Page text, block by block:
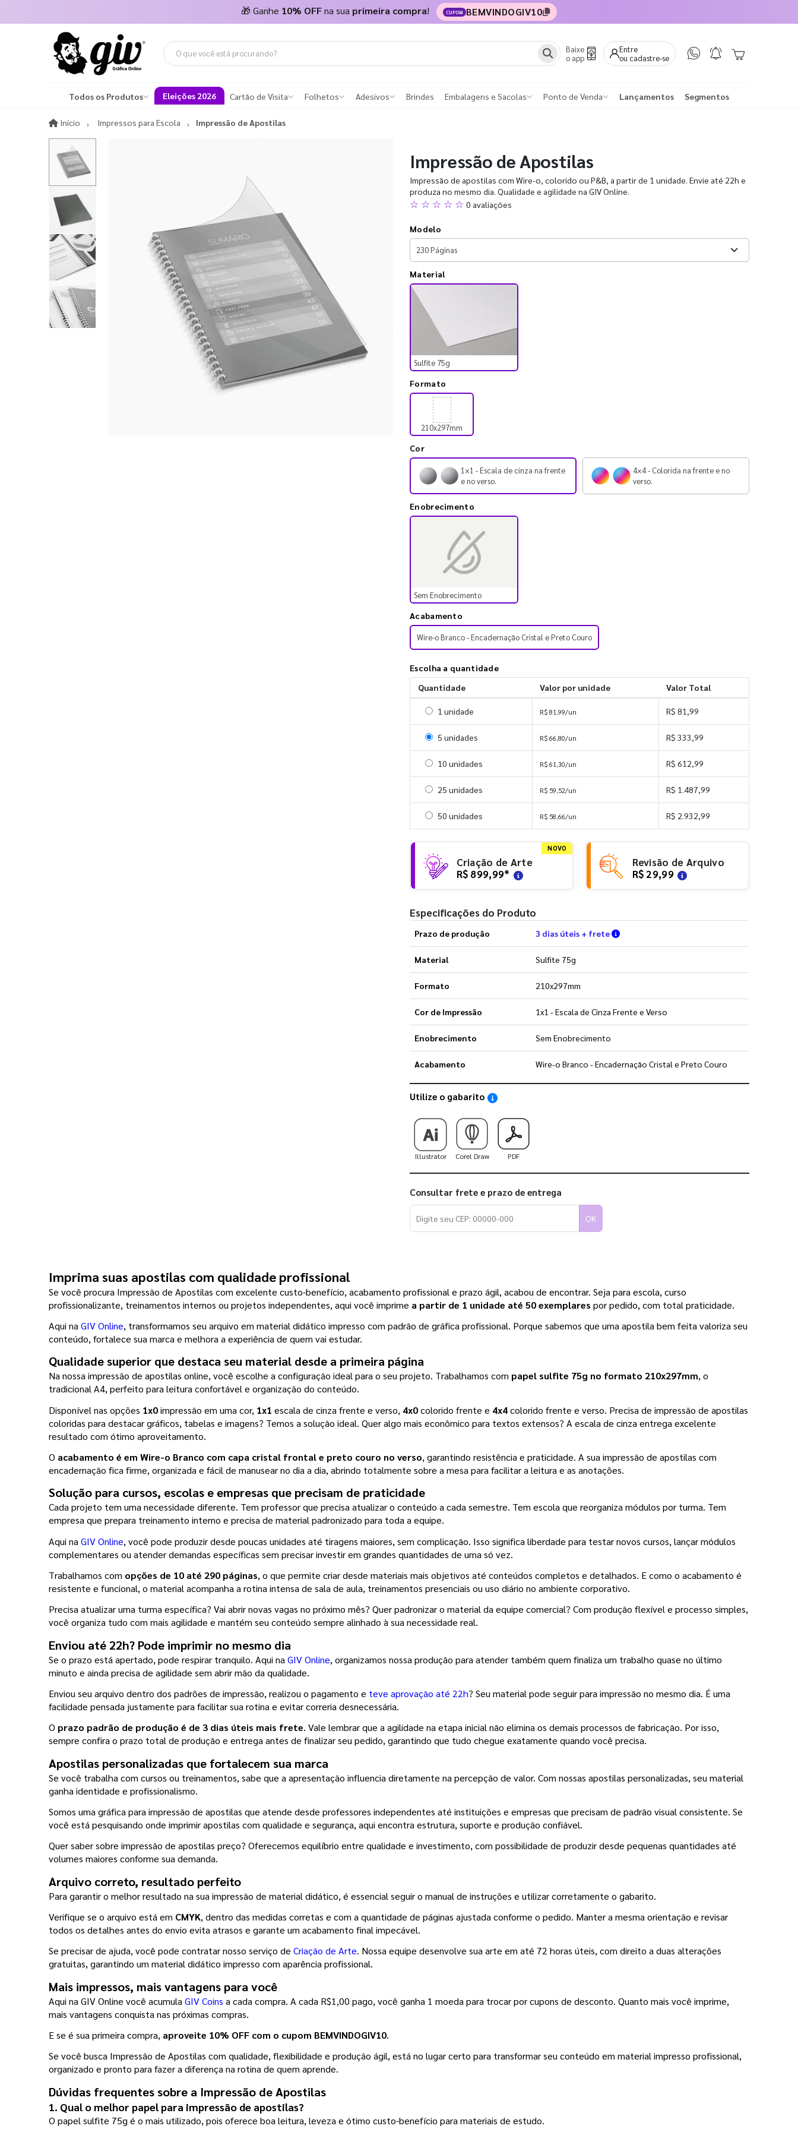
🎁 Ganhe 10% OFFna sua primeira compra! CUPOM BEMVINDOGIV10
Baixe
o app
Entre
ou cadastre-se
Todos os Produtos Eleições 2026 Cartão de Visita Folhetos Adesivos Brindes Embalagens e Sacolas Ponto de Venda Lançamentos Segmentos
Início InícioImpressos para Escola Impressão de Apostilas
Impressão de Apostilas
Impressão de apostilas com Wire-o, colorido ou P&B, a partir de 1 unidade. Envie até 22h e
produza no mesmo dia. Qualidade e agilidade na GIV Online.
☆ ☆ ☆ ☆ ☆ 0 avaliações
Modelo
Material
Sulfite 75g
Formato
210x297mm
Cor
1×1 - Escala de cinza na frente
e no verso.
4×4 - Colorida na frente e no
verso.
Enobrecimento
Sem Enobrecimento
Acabamento
Wire-o Branco - Encadernação Cristal e Preto Couro
Escolha a quantidade
Quantidade
Valor por unidade Valor Total
Selecionar 1 unidade
1 unidade R$ 81,99/un R$ 81,99
Selecionar 5 unidades
5 unidades R$ 66,80/un R$ 333,99
Selecionar 10 unidades
10 unidades R$ 61,30/un R$ 612,99
Selecionar 25 unidades
25 unidades R$ 59,52/un R$ 1.487,99
Selecionar 50 unidades
50 unidades R$ 58,66/un R$ 2.932,99
NOVO
Criação de Arte
R$ 899,99*
Revisão de Arquivo
R$ 29,99
Especificações do Produto
Prazo de produção 3 dias úteis + frete Verifique as condições de entrega
Material Sulfite 75g
Formato 210x297mm
Cor de Impressão 1x1 - Escala de Cinza Frente e Verso
Enobrecimento Sem Enobrecimento
Acabamento Wire-o Branco - Encadernação Cristal e Preto Couro
Utilize o gabarito Saiba como utilizar os nossos gabaritos
Illustrator Corel Draw PDF
Consultar frete e prazo de entrega
OK
Imprima suas apostilas com qualidade profissional
Se você procura Impressão de Apostilas com excelente custo-benefício, acabamento profissional e prazo ágil, acabou de encontrar. Seja para escola, curso
profissionalizante, treinamentos internos ou projetos independentes, aqui você imprime a partir de 1 unidade até 50 exemplares por pedido, com total praticidade.
Aqui na GIV Online, transformamos seu arquivo em material didático impresso com padrão de gráfica profissional. Porque sabemos que uma apostila bem feita valoriza seu
conteúdo, fortalece sua marca e melhora a experiência de quem vai estudar.
Qualidade superior que destaca seu material desde a primeira página
Na nossa impressão de apostilas online, você escolhe a configuração ideal para o seu projeto. Trabalhamos com papel sulfite 75g no formato 210x297mm, o
tradicional A4, perfeito para leitura confortável e organização do conteúdo.
Disponível nas opções 1x0 impressão em uma cor, 1x1 escala de cinza frente e verso, 4x0 colorido frente e 4x4 colorido frente e verso. Precisa de impressão de apostilas
coloridas para destacar gráficos, tabelas e imagens? Temos a solução ideal. Quer algo mais econômico para textos extensos? A escala de cinza entrega excelente
resultado com ótimo aproveitamento.
O acabamento é em Wire-o Branco com capa cristal frontal e preto couro no verso, garantindo resistência e praticidade. A sua impressão de apostilas com
encadernação fica firme, organizada e fácil de manusear no dia a dia, abrindo totalmente sobre a mesa para facilitar a leitura e as anotações.
Solução para cursos, escolas e empresas que precisam de praticidade
Cada projeto tem uma necessidade diferente. Tem professor que precisa atualizar o conteúdo a cada semestre. Tem escola que reorganiza módulos por turma. Tem
empresa que prepara treinamento interno e precisa de material padronizado para toda a equipe.
Aqui na GIV Online, você pode produzir desde poucas unidades até tiragens maiores, sem complicação. Isso significa liberdade para testar novos cursos, lançar módulos
complementares ou atender demandas específicas sem precisar investir em grandes quantidades de uma só vez.
Trabalhamos com opções de 10 até 290 páginas, o que permite criar desde materiais mais objetivos até conteúdos completos e detalhados. E como o acabamento é
resistente e funcional, o material acompanha a rotina intensa de sala de aula, treinamentos presenciais ou uso diário no ambiente corporativo.
Precisa atualizar uma turma específica? Vai abrir novas vagas no próximo mês? Quer padronizar o material da equipe comercial? Com produção flexível e processo simples,
você organiza tudo com mais agilidade e mantém seu conteúdo sempre alinhado à sua necessidade real.
Enviou até 22h? Pode imprimir no mesmo dia
Se o prazo está apertado, pode respirar tranquilo. Aqui na GIV Online, organizamos nossa produção para atender também quem finaliza um trabalho quase no último
minuto e ainda precisa de agilidade sem abrir mão da qualidade.
Enviou seu arquivo dentro dos padrões de impressão, realizou o pagamento e teve aprovação até 22h? Seu material pode seguir para impressão no mesmo dia. É uma
facilidade pensada justamente para facilitar sua rotina e evitar correria desnecessária.
O prazo padrão de produção é de 3 dias úteis mais frete. Vale lembrar que a agilidade na etapa inicial não elimina os demais processos de fabricação. Por isso,
sempre confira o prazo total de produção e entrega antes de finalizar seu pedido, garantindo que tudo chegue exatamente quando você precisa.
Apostilas personalizadas que fortalecem sua marca
Se você trabalha com cursos ou treinamentos, sabe que a apresentação influencia diretamente na percepção de valor. Com nossas apostilas personalizadas, seu material
ganha identidade e profissionalismo.
Somos uma gráfica para impressão de apostilas que atende desde professores independentes até instituições e empresas que precisam de padrão visual consistente. Se
você está pesquisando onde imprimir apostilas com qualidade e segurança, aqui encontra estrutura, suporte e produção confiável.
Quer saber sobre impressão de apostilas preço? Oferecemos equilíbrio entre qualidade e investimento, com possibilidade de produzir desde pequenas quantidades até
volumes maiores conforme sua demanda.
Arquivo correto, resultado perfeito
Para garantir o melhor resultado na sua impressão de material didático, é essencial seguir o manual de instruções e utilizar corretamente o gabarito.
Verifique se o arquivo está em CMYK, dentro das medidas corretas e com a quantidade de páginas ajustada conforme o pedido. Manter a mesma orientação e revisar
todos os detalhes antes do envio evita atrasos e garante um acabamento final impecável.
Se precisar de ajuda, você pode contratar nosso serviço de Criação de Arte. Nossa equipe desenvolve sua arte em até 72 horas úteis, com direito a duas alterações
gratuitas, garantindo um material didático impresso com aparência profissional.
Mais impressos, mais vantagens para você
Aqui na GIV Online você acumula GIV Coins a cada compra. A cada R$1,00 pago, você ganha 1 moeda para trocar por cupons de desconto. Quanto mais você imprime,
mais vantagens conquista nas próximas compras.
E se é sua primeira compra, aproveite 10% OFF com o cupom BEMVINDOGIV10.
Se você busca Impressão de Apostilas com qualidade, flexibilidade e produção ágil, está no lugar certo para transformar seu conteúdo em material impresso profissional,
organizado e pronto para fazer a diferença na rotina de quem aprende.
Dúvidas frequentes sobre a Impressão de Apostilas
1. Qual o melhor papel para impressão de apostilas?
O papel sulfite 75g é o mais utilizado, pois oferece boa leitura, leveza e ótimo custo-benefício para materiais de estudo.